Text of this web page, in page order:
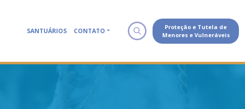
SANTUÁRIOS CONTATO
Proteção e Tutela de
Menores e Vulneráveis